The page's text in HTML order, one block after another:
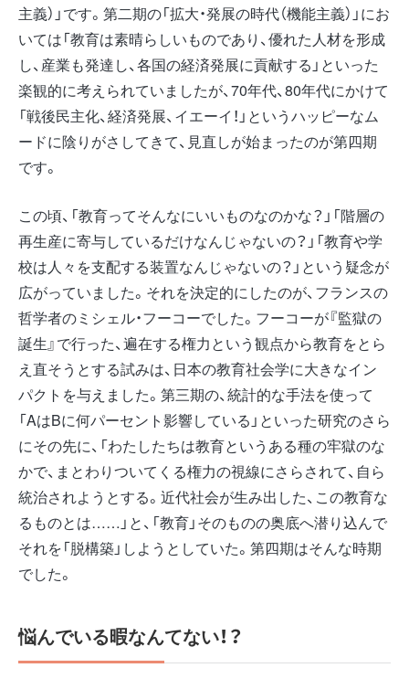
主義）」です。第二期の「拡大・発展の時代（機能主義）」にお
いては「教育は素晴らしいものであり、優れた人材を形成
し、産業も発達し、各国の経済発展に貢献する」といった
楽観的に考えられていましたが、70年代、80年代にかけて
「戦後民主化、経済発展、イエーイ！」というハッピーなム
ードに陰りがさしてきて、見直しが始まったのが第四期
です。
この頃、「教育ってそんなにいいものなのかな？」「階層の
再生産に寄与しているだけなんじゃないの？」「教育や学
校は人々を支配する装置なんじゃないの？」という疑念が
広がっていました。それを決定的にしたのが、フランスの
哲学者のミシェル・フーコーでした。フーコーが『監獄の
誕生』で行った、遍在する権力という観点から教育をとら
え直そうとする試みは、日本の教育社会学に大きなイン
パクトを与えました。第三期の、統計的な手法を使って
「AはBに何パーセント影響している」といった研究のさら
にその先に、「わたしたちは教育というある種の牢獄のな
かで、まとわりついてくる権力の視線にさらされて、自ら
統治されようとする。近代社会が生み出した、この教育な
るものとは……」と、「教育」そのものの奥底へ潜り込んで
それを「脱構築」しようとしていた。第四期はそんな時期
でした。
悩んでいる暇なんてない！？